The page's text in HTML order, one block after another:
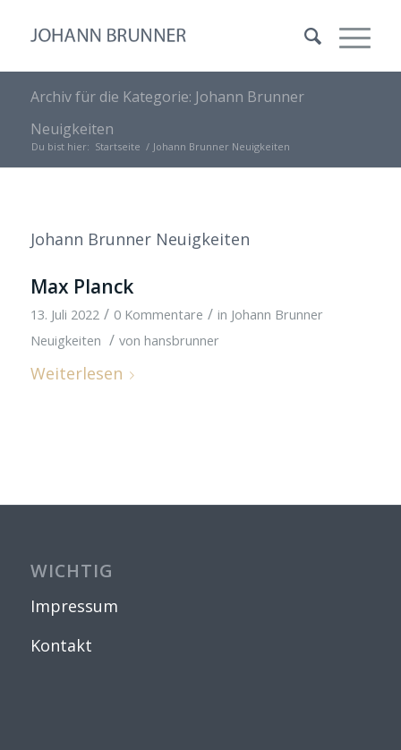
Archiv für die Kategorie: Johann Brunner
Neuigkeiten
Du bist hier: Startseite / Johann Brunner Neuigkeiten
Johann Brunner Neuigkeiten
Max Planck
13. Juli 2022 / 0 Kommentare / in Johann Brunner
Neuigkeiten / von hansbrunner
Weiterlesen
WICHTIG
Impressum
Kontakt